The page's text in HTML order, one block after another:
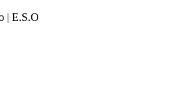
| E.S.O